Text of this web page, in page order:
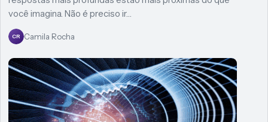
você imagina. Não é preciso ir…
CR Camila Rocha